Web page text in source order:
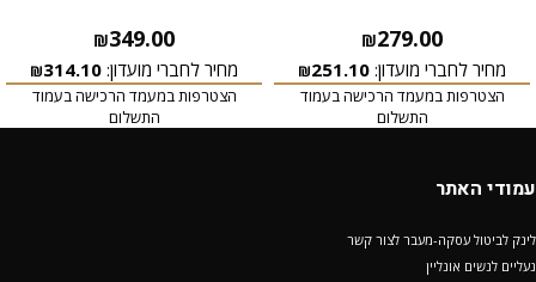
₪279.00
מחיר לחברי מועדון: ₪251.10
הצטרפות במעמד הרכישה בעמוד
התשלום
₪349.00
מחיר לחברי מועדון: ₪314.10
הצטרפות במעמד הרכישה בעמוד
התשלום
עמודי האתר
לינק לביטול עסקה-מעבר לצור קשר
נעליים לנשים אונליין